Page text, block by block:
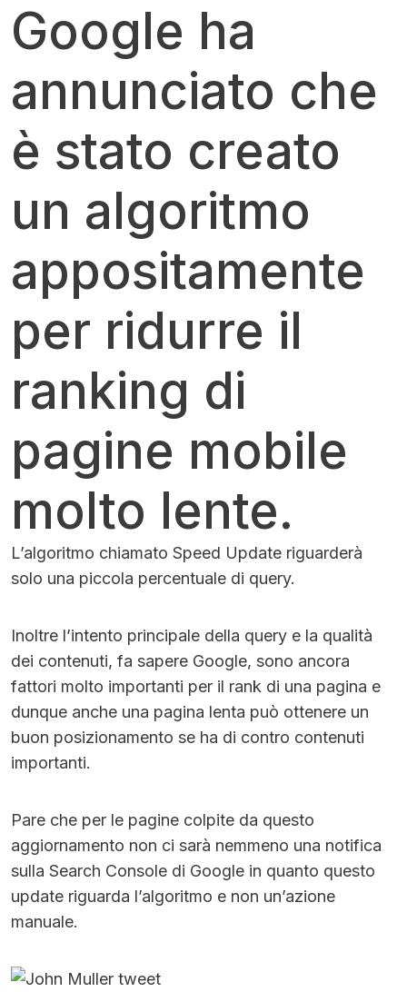
Google ha
annunciato che
è stato creato
un algoritmo
appositamente
per ridurre il
ranking di
pagine mobile
molto lente.
L’algoritmo chiamato Speed Update riguarderà
solo una piccola percentuale di query.
Inoltre l’intento principale della query e la qualità
dei contenuti, fa sapere Google, sono ancora
fattori molto importanti per il rank di una pagina e
dunque anche una pagina lenta può ottenere un
buon posizionamento se ha di contro contenuti
importanti.
Pare che per le pagine colpite da questo
aggiornamento non ci sarà nemmeno una notifica
sulla Search Console di Google in quanto questo
update riguarda l’algoritmo e non un’azione
manuale.